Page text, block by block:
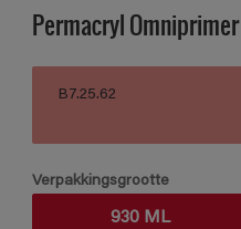
Permacryl Omniprimer
B7.25.62
Verpakkingsgrootte
930 ML